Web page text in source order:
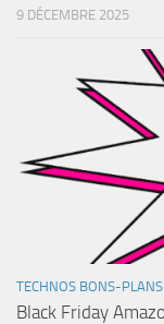
9 DÉCEMBRE 2025
TECHNOS BONS-PLANS
Black Friday